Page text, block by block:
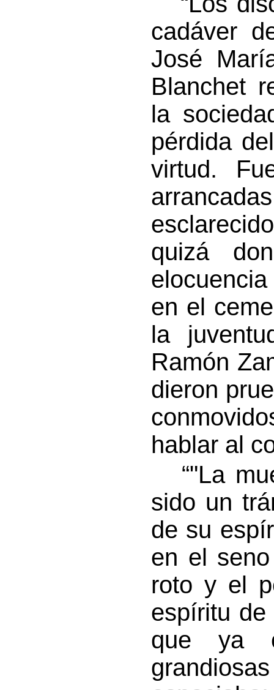
cadáver
José
Blanchet
la
pérdida
virtud.
quizá
en el
la
Ramón
dieron
hablar al
“"La
sido un
de su
en el
roto y el
espíritu
que ya